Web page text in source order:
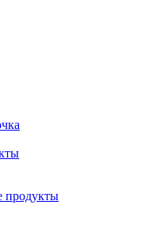
продукты